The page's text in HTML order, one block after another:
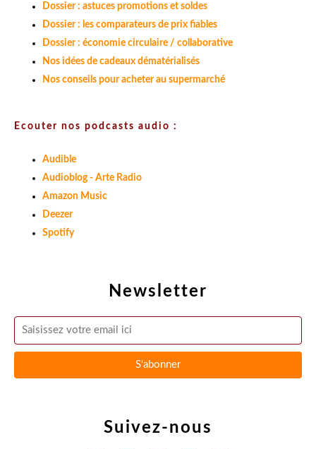
Newsletter
Suivez-nous
Dossier : astuces promotions et soldes
Dossier : les comparateurs de prix fiables
Dossier : économie circulaire / collaborative
Nos idées de cadeaux dématérialisés
Nos conseils pour acheter au supermarché
Ecouter nos podcasts audio :
Audible
Audioblog - Arte Radio
Amazon Music
Deezer
Spotify